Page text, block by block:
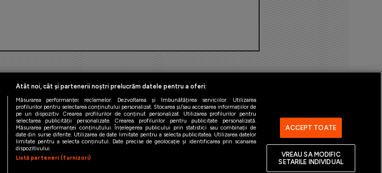
iAMsport.ro © 2026
Politica de utilizare Cookies Cine suntem Contact Gestionați preferințele
Atât noi, cât și partenerii noștri prelucrăm datele pentru a oferi:
Măsurarea performanței reclamelor. Dezvoltarea și îmbunătățirea serviciilor. Utilizarea
profilurilor pentru selectarea conținutului personalizat. Stocarea și/sau accesarea informațiilor de
pe un dispozitiv. Crearea profilurilor de conținut personalizat. Utilizarea profilurilor pentru
selectarea publicității personalizate. Crearea profilurilor pentru publicitate personalizată.
Măsurarea performanței conținutului. Înțelegerea publicului prin statistici sau combinații de
date din surse diferite. Utilizarea de date limitate pentru a selecta publicitatea. Utilizarea datelor
limitate pentru a selecta conținutul. Date precise de geolocație și identificarea prin scanarea
dispozitivului.
Listă parteneri (furnizori)
ACCEPT TOATE
VREAU SA MODIFIC
SETARILE INDIVIDUAL